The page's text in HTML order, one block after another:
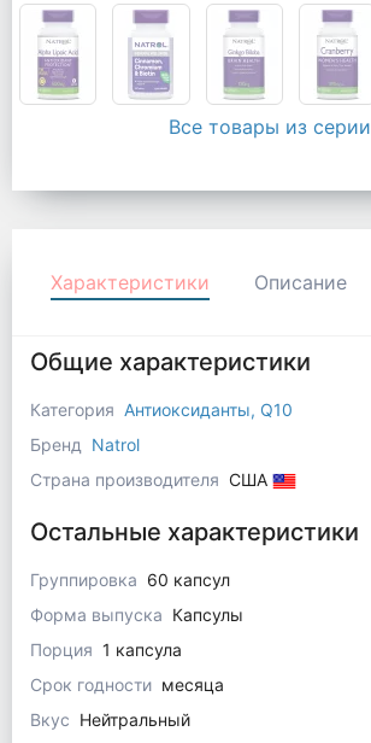
Все товары из серии
Характеристики Описание
Общие характеристики
Категория Антиоксиданты, Q10
Бренд
Natrol
Страна производителя США
Остальные характеристики
Группировка 60 капсул
Форма выпуска Капсулы
Порция 1 капсула
Срок годности месяца
Вкус Нейтральный